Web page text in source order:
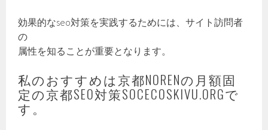
効果的なseo対策を実践するためには、サイト訪問者
の
属性を知ることが重要となります。
私のおすすめは京都NORENの月額固
定の京都SEO対策SOCECOSKIVU.ORGで
す。